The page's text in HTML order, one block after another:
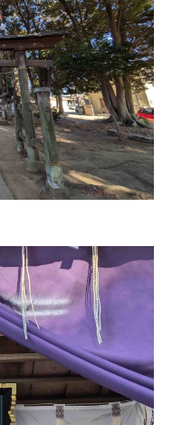
ド
#パン#カレー #柏駅